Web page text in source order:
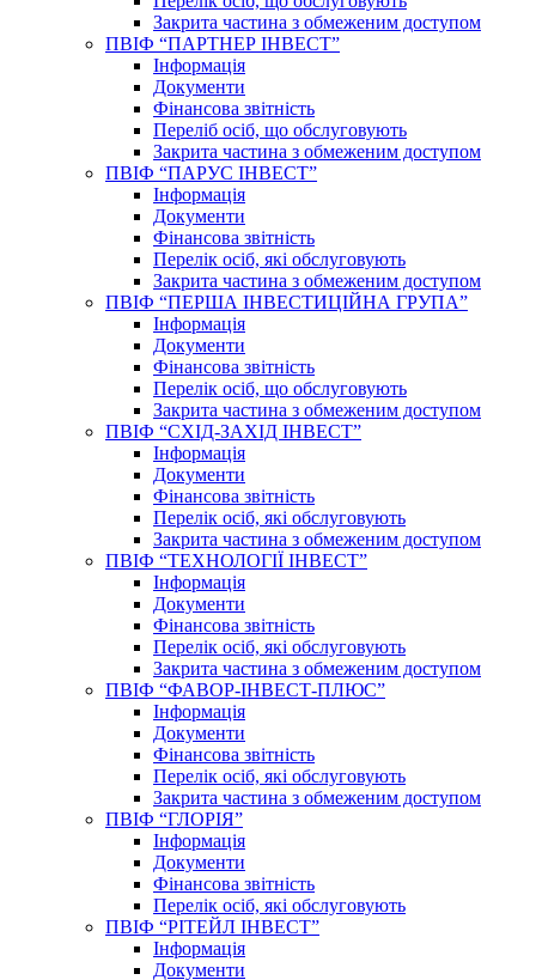
Закрита частина з обмеженим доступом
ПВІФ “ПАРТНЕР ІНВЕСТ”
Інформація
Документи
Фінансова звітність
Переліб осіб, що обслуговують
Закрита частина з обмеженим доступом
ПВІФ “ПАРУС ІНВЕСТ”
Інформація
Документи
Фінансова звітність
Перелік осіб, які обслуговують
Закрита частина з обмеженим доступом
ПВІФ “ПЕРША ІНВЕСТИЦІЙНА ГРУПА”
Інформація
Документи
Фінансова звітність
Перелік осіб, що обслуговують
Закрита частина з обмеженим доступом
ПВІФ “СХІД-ЗАХІД ІНВЕСТ”
Інформація
Документи
Фінансова звітність
Перелік осіб, які обслуговують
Закрита частина з обмеженим доступом
ПВІФ “ТЕХНОЛОГІЇ ІНВЕСТ”
Інформація
Документи
Фінансова звітність
Перелік осіб, які обслуговують
Закрита частина з обмеженим доступом
ПВІФ “ФАВОР-ІНВЕСТ-ПЛЮС”
Інформація
Документи
Фінансова звітність
Перелік осіб, які обслуговують
Закрита частина з обмеженим доступом
ПВІФ “ГЛОРІЯ”
Інформація
Документи
Фінансова звітність
Перелік осіб, які обслуговують
ПВІФ “РІТЕЙЛ ІНВЕСТ”
Інформація
Документи